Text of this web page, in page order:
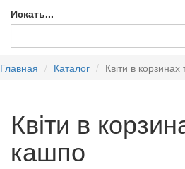
Искать...
Главная Каталог Квіти в
Квіти в
кашпо